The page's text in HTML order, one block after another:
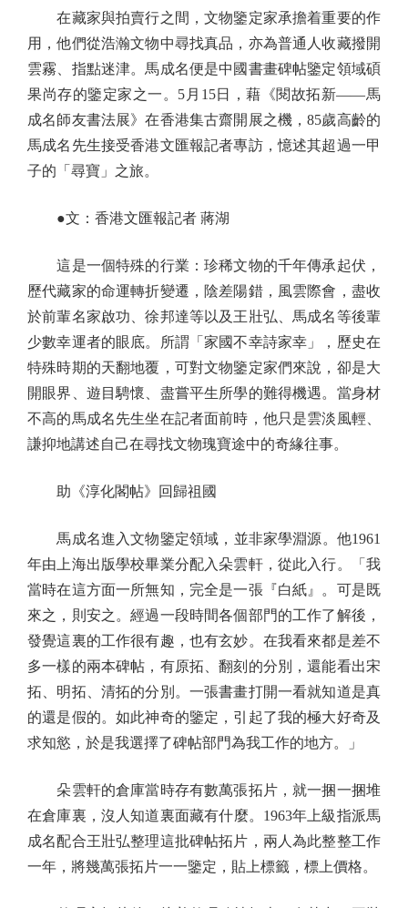
在藏家與拍賣行之間，文物鑒定家承擔着重要的作
用，他們從浩瀚文物中尋找真品，亦為普通人收藏撥開
雲霧、指點迷津。馬成名便是中國書畫碑帖鑒定領域碩
果尚存的鑒定家之一。5月15日，藉《閱故拓新——馬
成名師友書法展》在香港集古齋開展之機，85歲高齡的
馬成名先生接受香港文匯報記者專訪，憶述其超過一甲
子的「尋寶」之旅。
●文：香港文匯報記者 蔣湖
這是一個特殊的行業：珍稀文物的千年傳承起伏，
歷代藏家的命運轉折變遷，陰差陽錯，風雲際會，盡收
於前輩名家啟功、徐邦達等以及王壯弘、馬成名等後輩
少數幸運者的眼底。所謂「家國不幸詩家幸」，歷史在
特殊時期的天翻地覆，可對文物鑒定家們來說，卻是大
開眼界、遊目騁懷、盡嘗平生所學的難得機遇。當身材
不高的馬成名先生坐在記者面前時，他只是雲淡風輕、
謙抑地講述自己在尋找文物瑰寶途中的奇緣往事。
助《淳化閣帖》回歸祖國
馬成名進入文物鑒定領域，並非家學淵源。他1961
年由上海出版學校畢業分配入朵雲軒，從此入行。「我
當時在這方面一所無知，完全是一張『白紙』。可是既
來之，則安之。經過一段時間各個部門的工作了解後，
發覺這裏的工作很有趣，也有玄妙。在我看來都是差不
多一樣的兩本碑帖，有原拓、翻刻的分別，還能看出宋
拓、明拓、清拓的分別。一張書畫打開一看就知道是真
的還是假的。如此神奇的鑒定，引起了我的極大好奇及
求知慾，於是我選擇了碑帖部門為我工作的地方。」
朵雲軒的倉庫當時存有數萬張拓片，就一捆一捆堆
在倉庫裏，沒人知道裏面藏有什麼。1963年上級指派馬
成名配合王壯弘整理這批碑帖拓片，兩人為此整整工作
一年，將幾萬張拓片一一鑒定，貼上標籤，標上價格。